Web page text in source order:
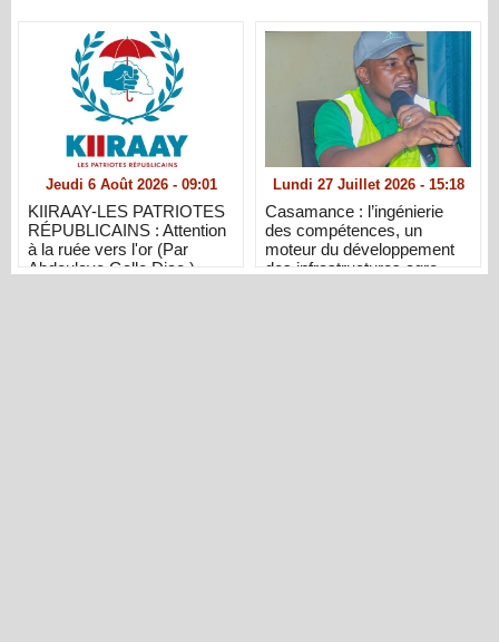
Jeudi 6 Août 2026 - 09:01
KIIRAAY-LES PATRIOTES
RÉPUBLICAINS : Attention
à la ruée vers l'or (Par
Abdoulaye Gallo Diao )
Lundi 27 Juillet 2026 - 15:18
Casamance : l’ingénierie
des compétences, un
moteur du développement
des infrastructures agro-